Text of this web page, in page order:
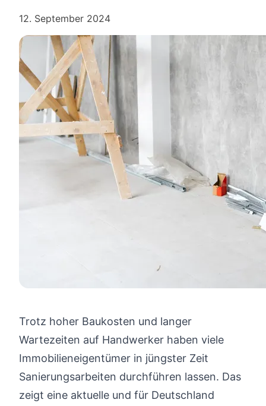
12. September 2024
Trotz hoher Baukosten und langer
Wartezeiten auf Handwerker haben viele
Immobilieneigentümer in jüngster Zeit
Sanierungsarbeiten durchführen lassen. Das
zeigt eine aktuelle und für Deutschland